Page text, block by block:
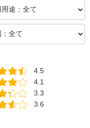
4.5
4.1
3.3
3.6